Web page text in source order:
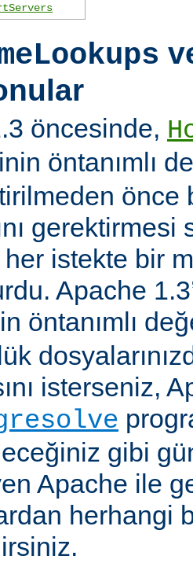
öncesinde,
öntanımlı
önce
istekte bir
Apache
öntanımlı
isterseniz,
gibi
Apache ile
herhangi